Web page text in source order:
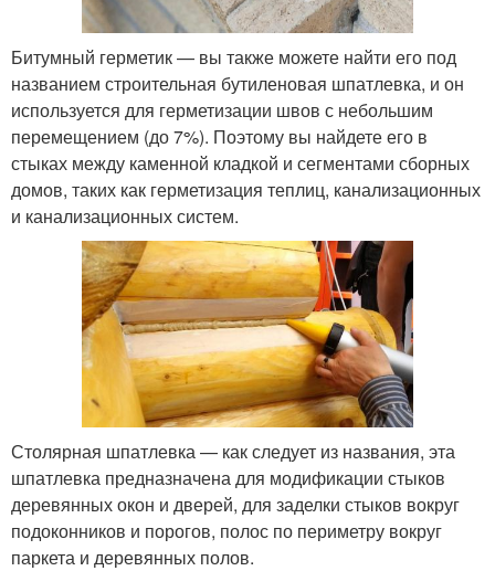
Битумный герметик — вы также можете найти его под
названием строительная бутиленовая шпатлевка, и он
используется для герметизации швов с небольшим
перемещением (до 7%). Поэтому вы найдете его в
стыках между каменной кладкой и сегментами сборных
домов, таких как герметизация теплиц, канализационных
и канализационных систем.
Столярная шпатлевка — как следует из названия, эта
шпатлевка предназначена для модификации стыков
деревянных окон и дверей, для заделки стыков вокруг
подоконников и порогов, полос по периметру вокруг
паркета и деревянных полов.